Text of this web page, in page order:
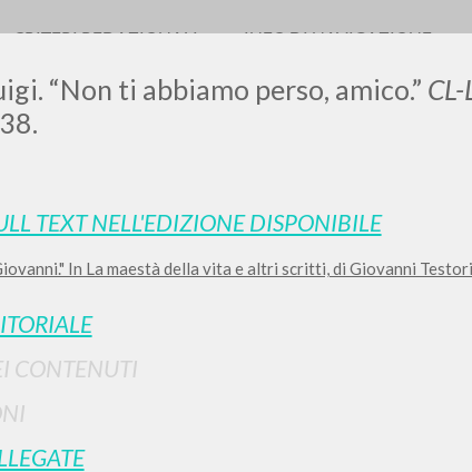
“Non ti abbiamo perso, amico.”
TEXT NELL'EDIZIONE DISPONIBILE
In La maestà della vita e altri scritti, di Giovanni
CONTENUTI
CRITERI REDAZIONALI INFO DI NAVIGAZIONE
ancora più precisi? Utilizza laRICERCA
0
Visualizza dettagli per tipologia
LINGUA